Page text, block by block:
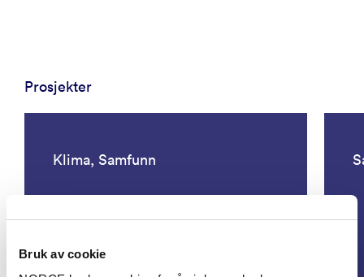
Bruk av cookie
Prosjekter
Klima, Samfunn